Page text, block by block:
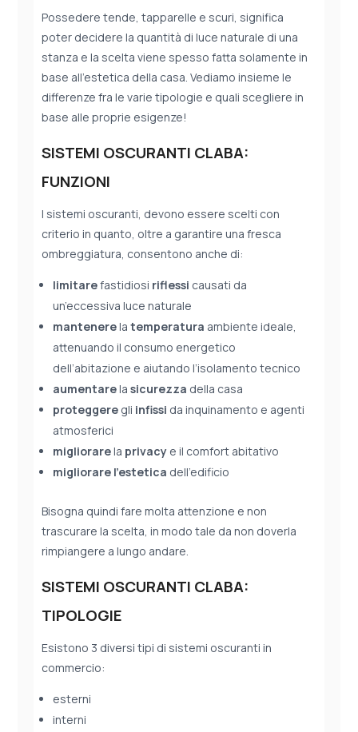
Possedere tende, tapparelle e scuri, significa
poter decidere la quantità di luce naturale di una
stanza e la scelta viene spesso fatta solamente in
base all’estetica della casa. Vediamo insieme le
differenze fra le varie tipologie e quali scegliere in
base alle proprie esigenze!
SISTEMI OSCURANTI CLABA:
FUNZIONI
I sistemi oscuranti, devono essere scelti con
criterio in quanto, oltre a garantire una fresca
ombreggiatura, consentono anche di:
limitarefastidiosi riflessi causati da
un’eccessiva luce naturale
mantenerelatemperatura ambiente ideale,
attenuando il consumo energetico
dell’abitazione e aiutando l’isolamento tecnico
aumentarelasicurezza della casa
proteggere gli infissi da inquinamento e agenti
atmosferici
migliorarela privacy e il comfort abitativo
migliorare l’estetica dell’edificio
Bisogna quindi fare molta attenzione e non
trascurare la scelta, in modo tale da non doverla
rimpiangere a lungo andare.
SISTEMI OSCURANTI CLABA:
TIPOLOGIE
Esistono 3 diversi tipi di sistemi oscuranti in
commercio:
esterni
interni